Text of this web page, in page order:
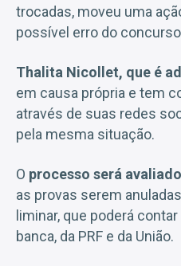
trocadas, moveu uma
possível erro do
Thalita Nicollet, que é
em causa própria e tem
através de suas redes
pela mesma situação.
O processo será
as provas serem
liminar, que poderá
banca, da PRF e da União.